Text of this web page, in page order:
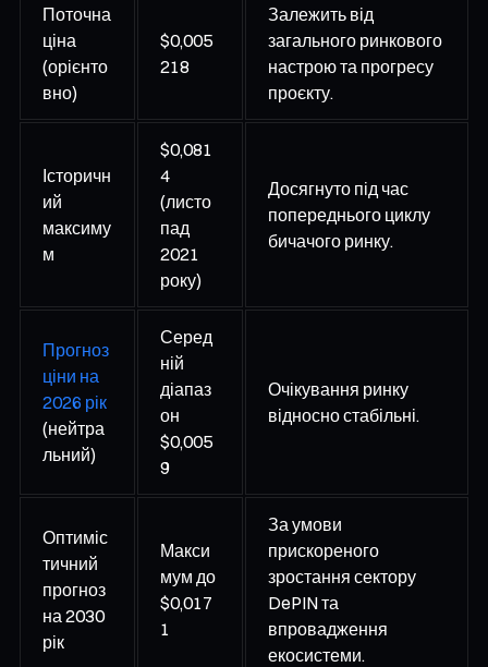
Поточна
ціна
(орієнто
вно)
$0,005
218
Залежить від
загального ринкового
настрою та прогресу
проєкту.
Історичн
ий
максиму
м
$0,081
4
(листо
пад
2021
року)
Досягнуто під час
попереднього циклу
бичачого ринку.
Прогноз
ціни на
2026 рік
(нейтра
льний)
Серед
ній
діапаз
он
$0,005
9
Очікування ринку
відносно стабільні.
Оптиміс
тичний
прогноз
на 2030
рік
Макси
мум до
$0,017
1
За умови
прискореного
зростання сектору
DePIN та
впровадження
екосистеми.